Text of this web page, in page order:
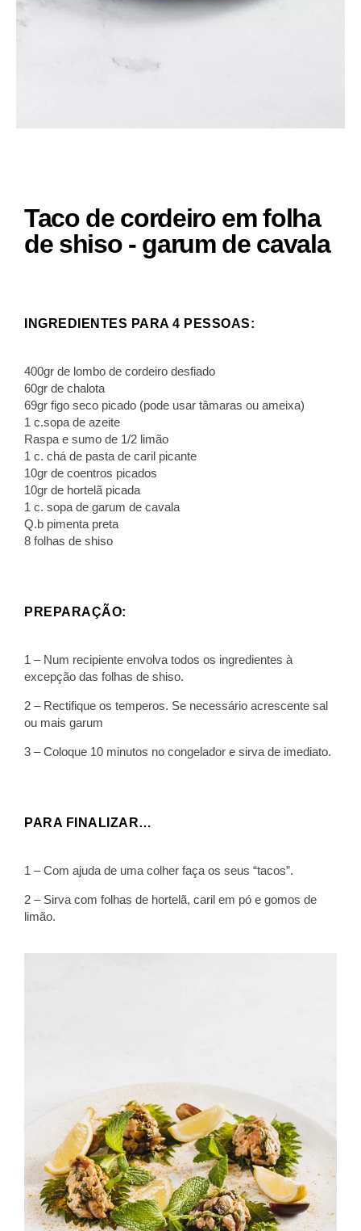
Taco de cordeiro em folha
de shiso - garum de cavala
INGREDIENTES PARA 4 PESSOAS:
400gr de lombo de cordeiro desfiado
60gr de chalota
69gr figo seco picado (pode usar tâmaras ou ameixa)
1 c.sopa de azeite
Raspa e sumo de 1/2 limão
1 c. chá de pasta de caril picante
10gr de coentros picados
10gr de hortelã picada
1 c. sopa de garum de cavala
Q.b pimenta preta
8 folhas de shiso
PREPARAÇÃO:
1 – Num recipiente envolva todos os ingredientes à
excepção das folhas de shiso.
2 – Rectifique os temperos. Se necessário acrescente sal
ou mais garum
3 – Coloque 10 minutos no congelador e sirva de imediato.
PARA FINALIZAR…
1 – Com ajuda de uma colher faça os seus “tacos”.
2 – Sirva com folhas de hortelã, caril em pó e gomos de
limão.